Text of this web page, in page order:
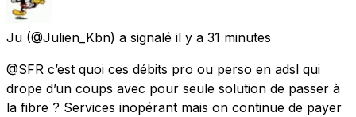
Ju (@Julien_Kbn) a signalé il y a 31 minutes
@SFR c’est quoi ces débits pro ou perso en adsl qui
drope d’un coups avec pour seule solution de passer à
la fibre ? Services inopérant mais on continue de payer